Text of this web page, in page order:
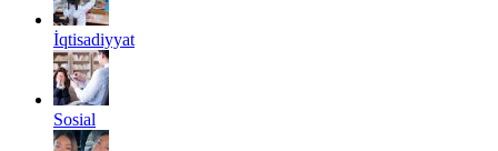
İqtisadiyyat
Sosial